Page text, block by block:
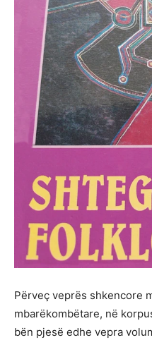
Përveç veprës shkencore
mbarëkombëtare, në
bën pjesë edhe vepra